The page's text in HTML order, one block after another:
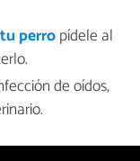
perropídele al
de oídos,